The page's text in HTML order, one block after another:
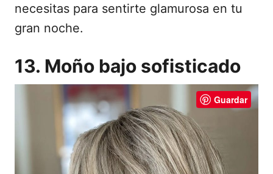
necesitas para sentirte glamurosa en tu
gran noche.
13. Moño bajo sofisticado
Guardar